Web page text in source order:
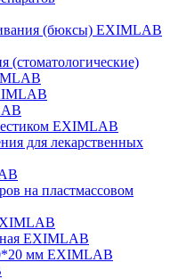
(бюксы) EXIMLAB
(стоматологические)
EXIMLAB
для лекарственных
на пластмассовом
EXIMLAB
мм EXIMLAB